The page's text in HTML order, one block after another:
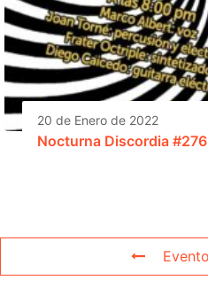
20 de Enero de 2022
Nocturna Discordia #276